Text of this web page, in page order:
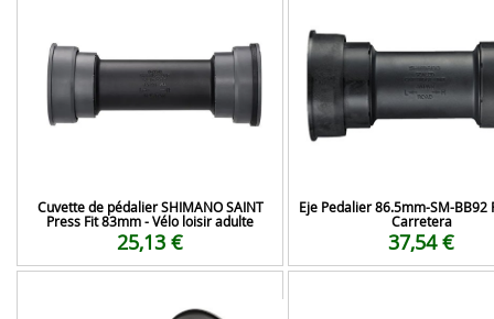
Cuvette de pédalier SHIMANO SAINT
Press Fit 83mm - Vélo loisir adulte
25,13 €
Eje Pedalier 86.5mm-SM-BB92
Carretera
37,54 €